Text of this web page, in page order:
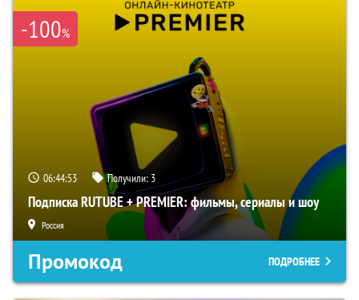
-100%
06:44:51 Получили: 3
Подписка RUTUBE + PREMIER: фильмы, сериалы и шоу
Россия
Промокод ПОДРОБНЕЕ